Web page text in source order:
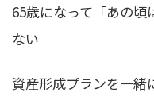
65歳になって「あの
ない
資産形成プランを一緒